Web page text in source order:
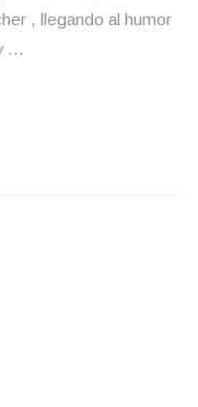
, llegando al humor
…